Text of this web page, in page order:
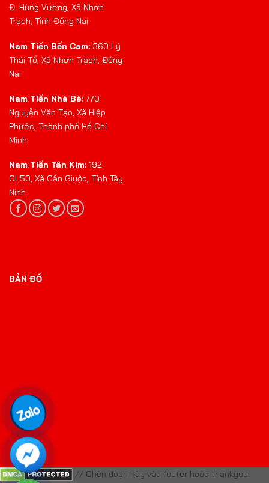
Đ. Hùng Vương, Xã Nhơn
Trạch, Tỉnh Đồng Nai
Nam Tiến Bến Cam: 360 Lý
Thái Tổ, Xã Nhơn Trạch, Đồng
Nai
Nam Tiến Nhà Bè: 770
Nguyễn Văn Tạo, Xã Hiệp
Phước, Thành phố Hồ Chí
Minh
Nam Tiến Tân Kim: 192
QL50, Xã Cần Giuộc, Tỉnh Tây
Ninh
BẢN ĐỒ
// Chèn đoạn này vào footer hoặc thankyou